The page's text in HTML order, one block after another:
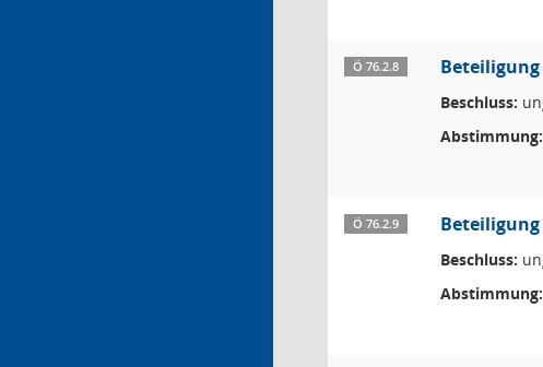
Ö 76.2.8
Beschluss:
Abstimmung:
Ö 76.2.9
Beschluss:
Abstimmung: